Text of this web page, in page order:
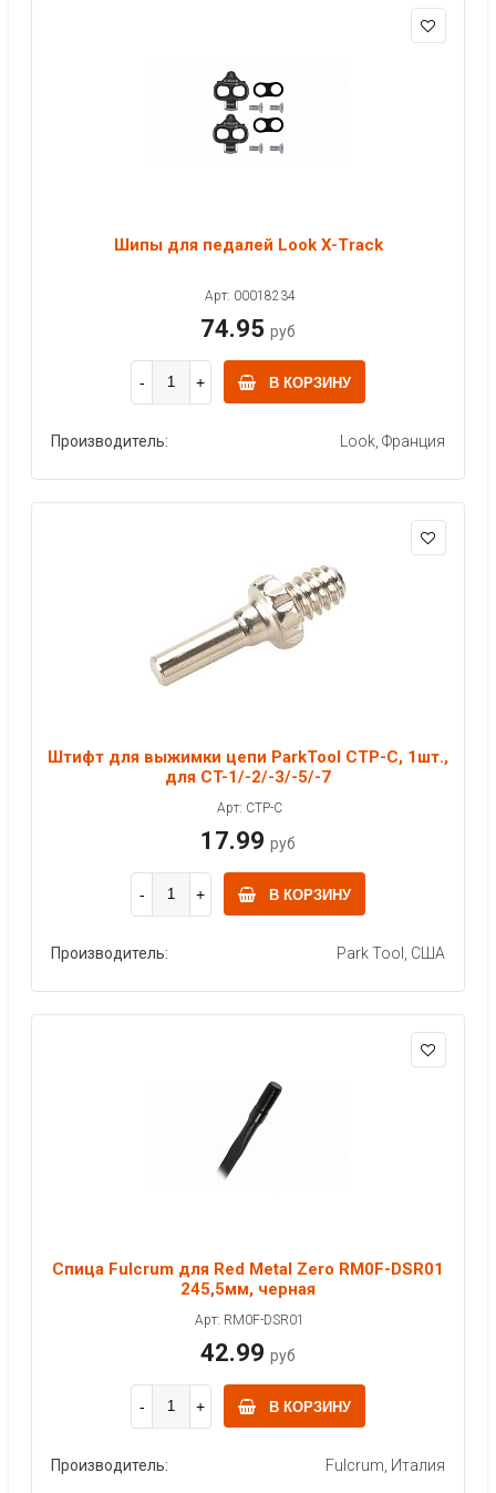
Шипы для педалей Look X-Track
Арт: 00018234
74.95 руб
В КОРЗИНУ
Производитель: Look, Франция
Штифт для выжимки цепи ParkTool CTP-C, 1шт.,
для CT-1/-2/-3/-5/-7
Арт: CTP-C
17.99 руб
В КОРЗИНУ
Производитель: Park Tool, США
Спица Fulcrum для Red Metal Zero RM0F-DSR01
245,5мм, черная
Арт: RM0F-DSR01
42.99 руб
В КОРЗИНУ
Производитель: Fulcrum, Италия